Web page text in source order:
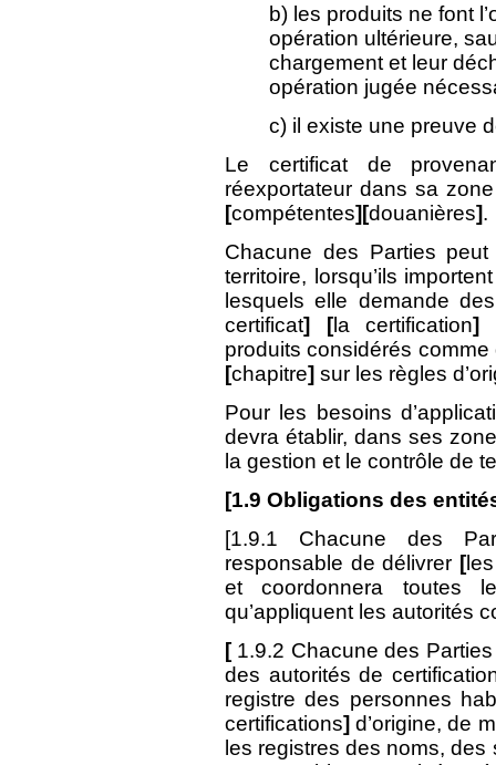
b) les produits ne font
opération ultérieure,
chargement et leur
opération jugée
c) il existe une preuve
Le certificat de
réexportateur dans sa
[compétentes][douanières].
Chacune des Parties
territoire, lorsqu’ils
lesquels elle demande
certificat] [la certification]
produits considérés
[chapitre] sur les règles
Pour les besoins
devra établir, dans ses
la gestion et le contrôle de
[1.9 Obligations des
[1.9.1 Chacune des
responsable de délivrer [
et coordonnera toutes
qu’appliquent les autorités
[ 1.9.2 Chacune des
des autorités de
registre des personnes
certifications] d’origine, de
les registres des noms,